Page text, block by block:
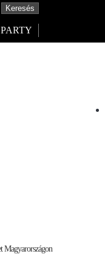
PARTY
Magyarországon